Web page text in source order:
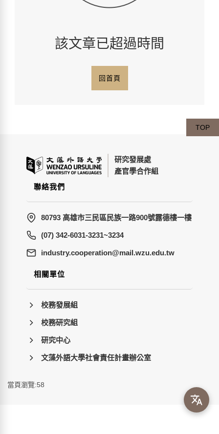
該文章已超過時間
回首頁
研究發展處
產官學合作組
聯絡我們
80793 高雄市三民區民族一路900號露德樓一樓
(07) 342-6031-3231~3234
wt.ude.uzw.liam@noitarepooc.yrtsudni
相關單位
校務發展組
校務研究組
研究中心
文藻外語大學社會責任計畫辦公室
當頁瀏覽:58
TOP